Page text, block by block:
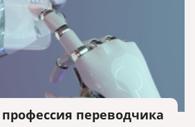
переводчика